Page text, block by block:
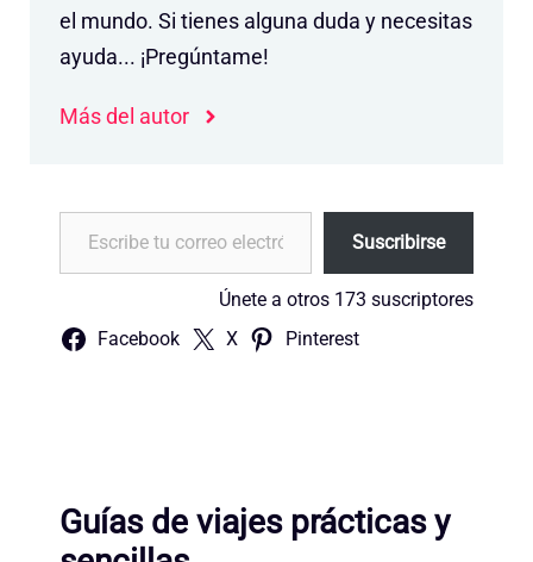
el mundo. Si tienes alguna duda y necesitas
ayuda... ¡Pregúntame!
Más del autor
Escribe tu correo electrónico…
Suscribirse
Únete a otros 173 suscriptores
Facebook X Pinterest
Guías de viajes prácticas y